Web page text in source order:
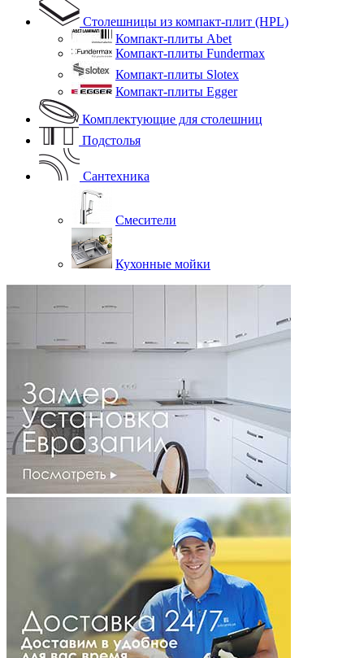
Столешницы из компакт-плит (HPL)
Компакт-плиты Abet
Компакт-плиты Fundermax
Компакт-плиты Slotex
Компакт-плиты Egger
Комплектующие для столешниц
Подстолья
Сантехника
Смесители
Кухонные мойки